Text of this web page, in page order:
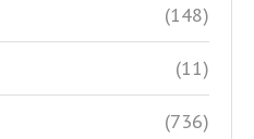
(148)
(11)
(736)